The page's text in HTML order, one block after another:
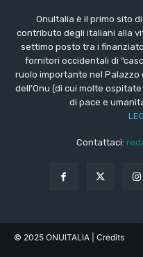
OnuItalia è il primo sito
contributo degli italiani alla
settimo posto tra i
fornitori occidentali di
ruolo importante nel Palazzo
dell’Onu (di cui molte
di pace e
Contattaci:
© 2025 ONUITALIA | Credits